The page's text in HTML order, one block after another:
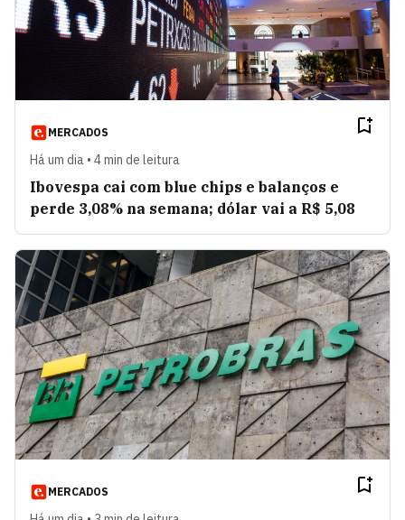
MERCADOS
Há um dia • 4 min de leitura
Ibovespa cai com blue chips e balanços e
perde 3,08% na semana; dólar vai a R$ 5,08
MERCADOS